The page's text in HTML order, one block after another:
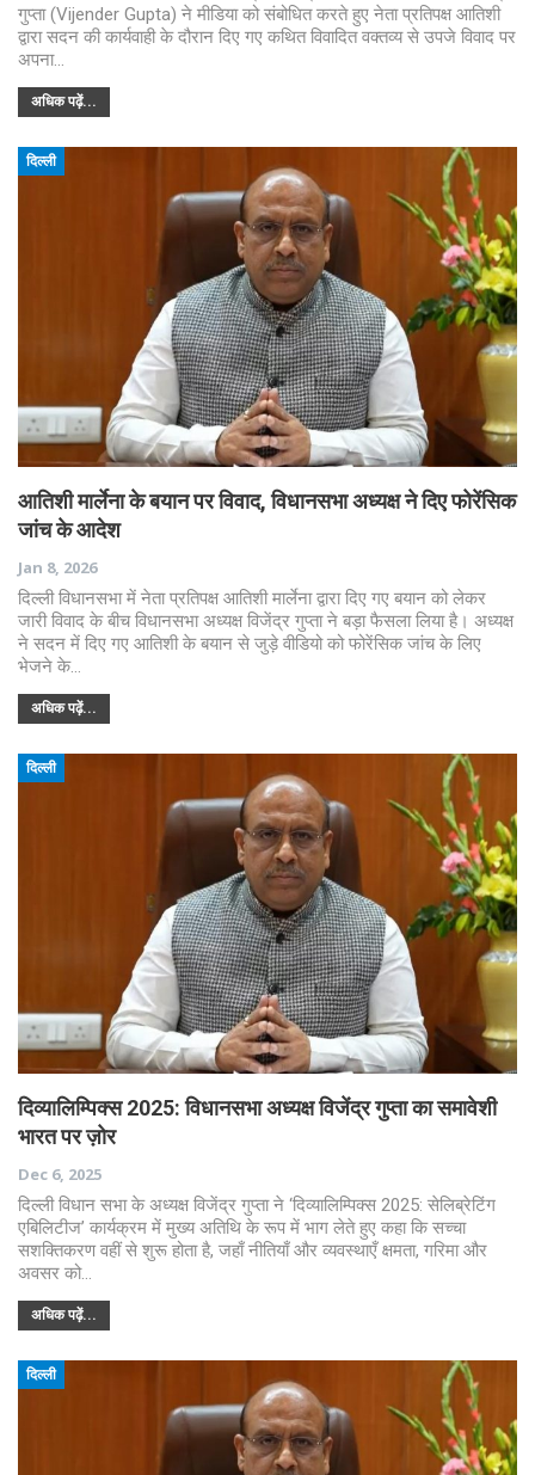
गुप्ता (Vijender Gupta) ने मीडिया को संबोधित करते हुए नेता प्रतिपक्ष आतिशी
द्वारा सदन की कार्यवाही के दौरान दिए गए कथित विवादित वक्तव्य से उपजे विवाद पर
अपना…
अधिक पढ़ें...
दिल्ली
आतिशी मार्लेना के बयान पर विवाद, विधानसभा अध्यक्ष ने दिए फोरेंसिक
जांच के आदेश
Jan 8, 2026
दिल्ली विधानसभा में नेता प्रतिपक्ष आतिशी मार्लेना द्वारा दिए गए बयान को लेकर
जारी विवाद के बीच विधानसभा अध्यक्ष विजेंद्र गुप्ता ने बड़ा फैसला लिया है। अध्यक्ष
ने सदन में दिए गए आतिशी के बयान से जुड़े वीडियो को फोरेंसिक जांच के लिए
भेजने के…
अधिक पढ़ें...
दिल्ली
दिव्यालिम्पिक्स 2025: विधानसभा अध्यक्ष विजेंद्र गुप्ता का समावेशी
भारत पर ज़ोर
Dec 6, 2025
दिल्ली विधान सभा के अध्यक्ष विजेंद्र गुप्ता ने ‘दिव्यालिम्पिक्स 2025: सेलिब्रेटिंग
एबिलिटीज’ कार्यक्रम में मुख्य अतिथि के रूप में भाग लेते हुए कहा कि सच्चा
सशक्तिकरण वहीं से शुरू होता है, जहाँ नीतियाँ और व्यवस्थाएँ क्षमता, गरिमा और
अवसर को…
अधिक पढ़ें...
दिल्ली